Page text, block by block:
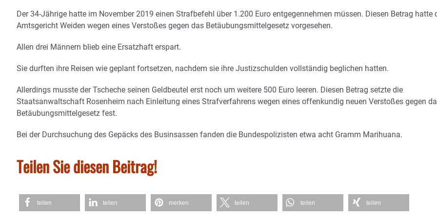
Der 34-Jährige hatte im November 2019 einen Strafbefehl über 1.200 Euro entgegennehmen müssen. Diesen Betrag hatte
Amtsgericht Weiden wegen eines Verstoßes gegen das Betäubungsmittelgesetz vorgesehen.
Allen drei Männern blieb eine Ersatzhaft erspart.
Sie durften ihre Reisen wie geplant fortsetzen, nachdem sie ihre Justizschulden vollständig beglichen hatten.
Allerdings musste der Tscheche seinen Geldbeutel erst noch um weitere 500 Euro leeren. Diesen Betrag setzte die
Staatsanwaltschaft Rosenheim nach Einleitung eines Strafverfahrens wegen eines offenkundig neuen Verstoßes gegen
Betäubungsmittelgesetz fest.
Bei der Durchsuchung des Gepäcks des Businsassen fanden die Bundespolizisten etwa acht Gramm Marihuana.
Teilen Sie diesen Beitrag!
teilen teilen merken teilen teilen teilen